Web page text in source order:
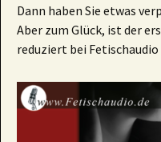
Dann haben Sie etwas
Aber zum Glück, ist der
reduziert bei